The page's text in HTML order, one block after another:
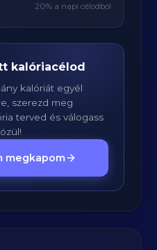
20% a napi célodból
kalóriacélod
kalóriát egyél
szerezd meg
terved és válogass
megkapom